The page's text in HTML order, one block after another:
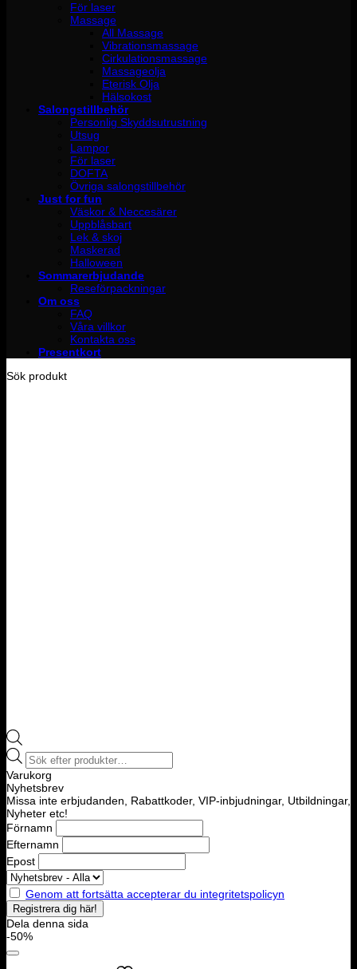
För laser
Massage
All Massage
Vibrationsmassage
Cirkulationsmassage
Massageolja
Eterisk Olja
Hälsokost
Salongstillbehör
Personlig Skyddsutrustning
Utsug
Lampor
För laser
DOFTA
Övriga salongstillbehör
Just for fun
Väskor & Neccesärer
Uppblåsbart
Lek & skoj
Maskerad
Halloween
Sommarerbjudande
Reseförpackningar
Om oss
FAQ
Våra villkor
Kontakta oss
Presentkort
Sök produkt
Products
search
Varukorg
Nyhetsbrev
Missa inte erbjudanden, Rabattkoder, VIP-inbjudningar, Utbildningar,
Nyheter etc!
Förnamn
Efternamn
Epost
Genom att fortsätta accepterar du integritetspolicyn
Dela denna sida
-50%